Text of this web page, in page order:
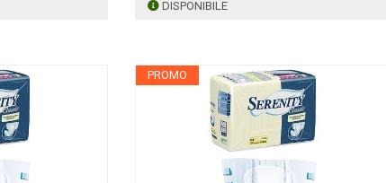
DISPONIBILE
PROMO